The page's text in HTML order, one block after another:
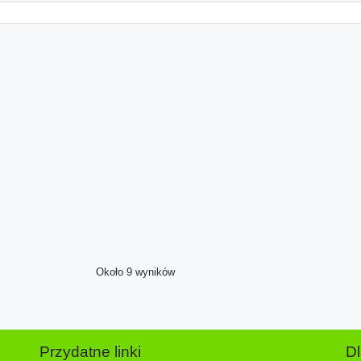
Około 9 wyników
Przydatne linki